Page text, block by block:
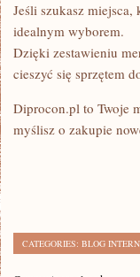
Jeśli szukasz
idealnym wyborem.
Dzięki zestawieniu
cieszyć się sprzętem
Diprocon.pl to Twoje
myślisz o zakupie
CATEGORIES: BLOG